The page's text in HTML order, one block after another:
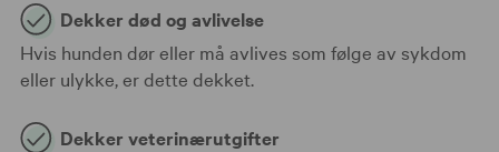
Dekker død og avlivelse
Hvis hunden dør eller må avlives som følge av sykdom
eller ulykke, er dette dekket.
Dekker veterinærutgifter